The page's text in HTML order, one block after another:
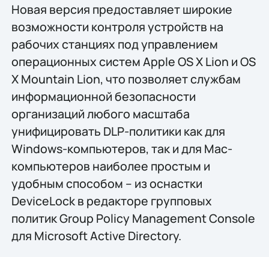
Новая версия предоставляет широкие
возможности контроля устройств на
рабочих станциях под управлением
операционных систем Apple OS X Lion и OS
X Mountain Lion, что позволяет службам
информационной безопасности
организаций любого масштаба
унифицировать DLP-политики как для
Windows-компьютеров, так и для Mac-
компьютеров наиболее простым и
удобным способом – из оснастки
DeviceLock в редакторе групповых
политик Group Policy Management Console
для Microsoft Active Directory.